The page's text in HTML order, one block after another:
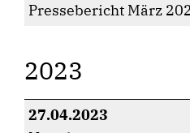
Pressebericht März
2023
27.04.2023